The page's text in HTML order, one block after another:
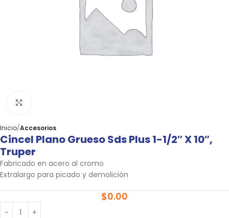
Inicio Accesorios
Cincel Plano Grueso Sds Plus 1-1/2″ X 10″,
Truper
Fabricado en acero al cromo
Extralargo para picado y demolición
$0.00